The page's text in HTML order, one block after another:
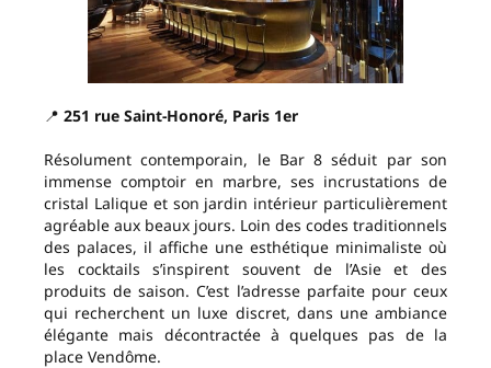
📍 251 rue Saint-Honoré, Paris 1er
Résolument contemporain, le Bar 8 séduit par son
immense comptoir en marbre, ses incrustations de
cristal Lalique et son jardin intérieur particulièrement
agréable aux beaux jours. Loin des codes traditionnels
des palaces, il affiche une esthétique minimaliste où
les cocktails s’inspirent souvent de l’Asie et des
produits de saison. C’est l’adresse parfaite pour ceux
qui recherchent un luxe discret, dans une ambiance
élégante mais décontractée à quelques pas de la
place Vendôme.